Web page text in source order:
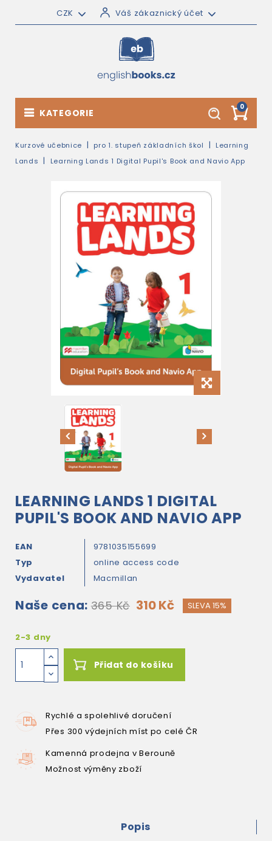
CZK Váš zákaznický účet
0
KATEGORIE
Kurzové učebnice pro 1. stupeň základních škol
Learning
Lands
Learning Lands 1 Digital Pupil's Book and Navio App
LEARNING LANDS 1 DIGITAL
PUPIL'S BOOK AND NAVIO APP
EAN
9781035155699
Typ
online access code
Vydavatel
Macmillan
Naše cena: 365 Kč 310 Kč SLEVA 15%
2-3 dny
Přidat do košíku
Rychlé a spolehlivé doručení
Přes 300 výdejních míst po celé ČR
Kamenná prodejna v Berouně
Možnost výměny zboží
Popis